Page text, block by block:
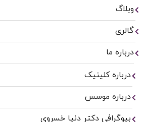
وبلاگ
گالری
درباره ما
درباره کلینیک
درباره موسس
بیوگرافی دکتر دنیا خسروی